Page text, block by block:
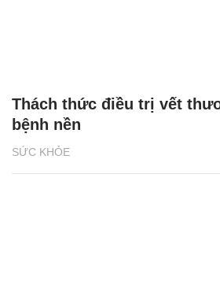
SỨC KHỎE
Thách thức điều trị vết
bệnh nền